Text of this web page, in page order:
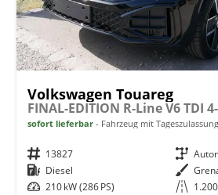
Volkswagen Touareg
sofort lieferbar Fahrzeug mit Tageszulassung
Fahrzeugnr. 13827 Getriebe
Kraftstoff Diesel Außenfarbe
Leistung 210 kW (286 PS) Kilometerstand